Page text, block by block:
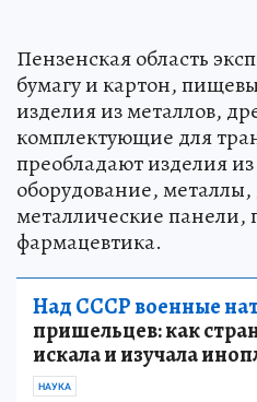
Пензенская область
бумагу и картон,
изделия из металлов,
комплектующие для
преобладают изделия
оборудование,
металлические панели,
фармацевтика.
Над СССР военные
пришельцев: как
искала и изучала
НАУКА